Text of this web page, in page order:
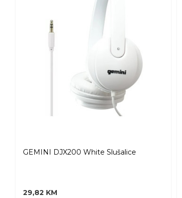
GEMINI DJX200 White Slušalice
29,82 KM